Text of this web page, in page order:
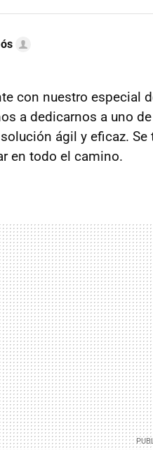
con nuestro especial
a dedicarnos a uno
ágil y eficaz.
en todo el camino.